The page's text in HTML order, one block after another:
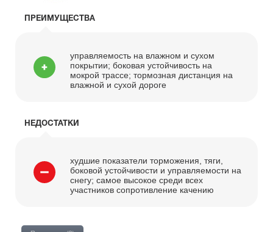
ПРЕИМУЩЕСТВА
управляемость на влажном и сухом
покрытии; боковая устойчивость на
мокрой трассе; тормозная дистанция на
влажной и сухой дороге
НЕДОСТАТКИ
худшие показатели торможения, тяги,
боковой устойчивости и управляемости на
снегу; самое высокое среди всех
участников сопротивление качению